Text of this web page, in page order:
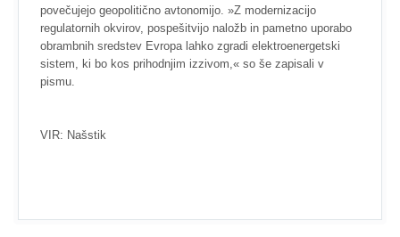
povečujejo geopolitično avtonomijo. »Z modernizacijo
regulatornih okvirov, pospešitvijo naložb in pametno uporabo
obrambnih sredstev Evropa lahko zgradi elektroenergetski
sistem, ki bo kos prihodnjim izzivom,« so še zapisali v
pismu.
VIR: Našstik